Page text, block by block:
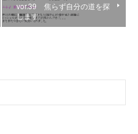
vor.39 焦らず自分の道を探
します